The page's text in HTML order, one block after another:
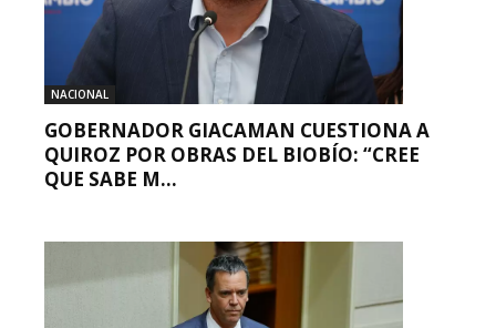
NACIONAL
GOBERNADOR GIACAMAN CUESTIONA A
QUIROZ POR OBRAS DEL BIOBÍO: “CREE
QUE SABE M...